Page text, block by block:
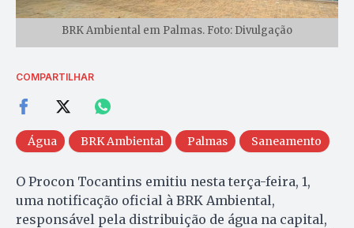
BRK Ambiental em Palmas. Foto: Divulgação
COMPARTILHAR
Água BRK Ambiental Palmas Saneamento
O Procon Tocantins emitiu nesta terça-feira, 1,
uma notificação oficial à BRK Ambiental,
responsável pela distribuição de água na capital,